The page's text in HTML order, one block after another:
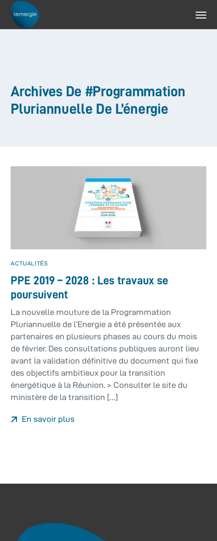
Archives De #Programmation
Pluriannuelle De L’énergie
ACTUALITÉS
PPE 2019 – 2028 : Les travaux se
poursuivent
La nouvelle mouture de la Programmation
Pluriannuelle de l’Energie a été présentée aux
partenaires en plusieurs phases au cours du mois
de février. Des consultations publiques auront lieu
avant la validation définitive du document qui fixe
des objectifs ambitieux pour la transition
énergétique à la Réunion. > Consulter le site du
ministère de la transition […]
En savoir plus